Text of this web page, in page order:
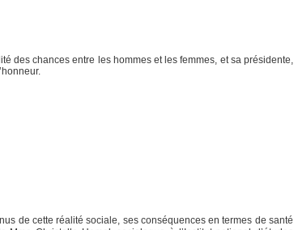
des chances entre les hommes et les femmes, et sa présidente,
de cette réalité sociale, ses conséquences en termes de santé